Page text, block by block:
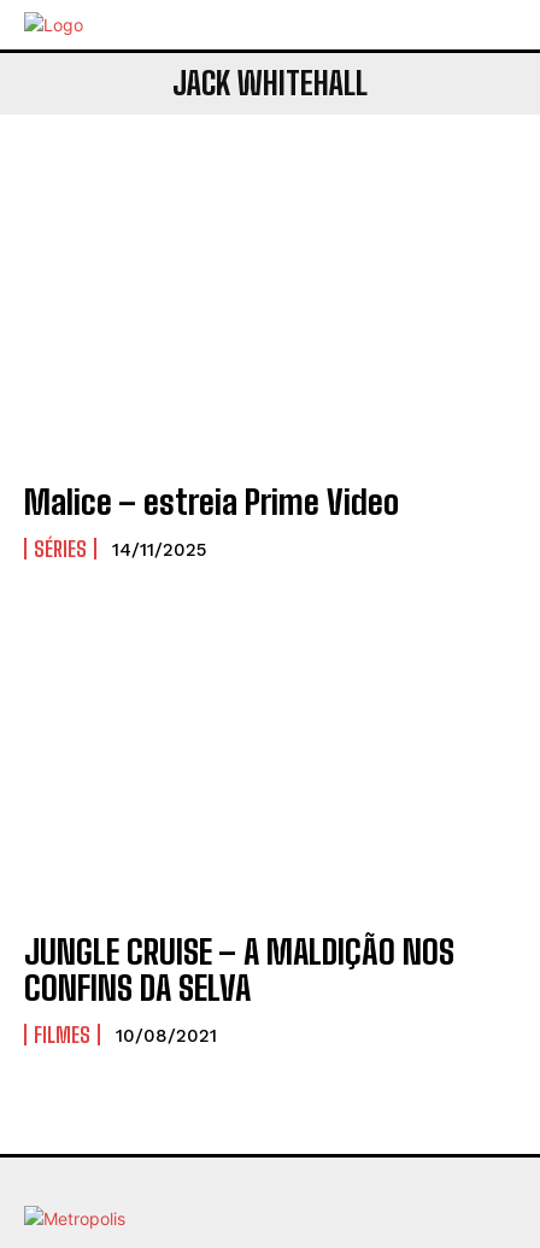
JACK WHITEHALL
Malice – estreia Prime Video
SÉRIES 14/11/2025
JUNGLE CRUISE – A MALDIÇÃO NOS
CONFINS DA SELVA
FILMES 10/08/2021